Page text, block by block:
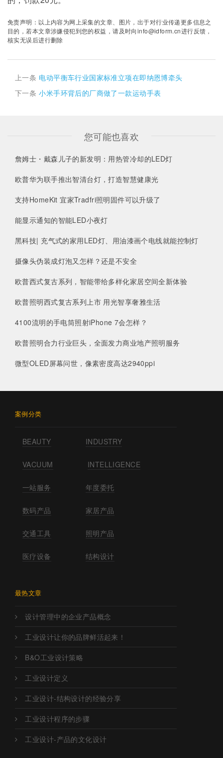
免责声明：以上内容为网上采集的文章、图片，出于对行业传递更多信息之
目的，若本文章涉嫌侵犯到您的权益，请及时向info@idform.cn进行反馈，
核实无误后进行删除
上一条 电动平衡车行业国家标准立项在即纳恩博牵头
下一条 小米手环背后的厂商做了一款运动手表
您可能也喜欢
詹姆士・戴森儿子的新发明：用热管冷却的LED灯
欧普华为联手推出智清台灯，打造智慧健康光
支持HomeKit 宜家Tradfri照明固件可以升级了
能显示通知的智能LED小夜灯
黑科技| 充气式的家用LED灯、用油漆画个电线就能控制灯
摄像头伪装成灯泡又怎样？还是不安全
欧普西式复古系列，智能带给多样化家居空间全新体验
欧普照明西式复古系列上市 用光智享奢雅生活
4100流明的手电筒照射iPhone 7会怎样？
欧普照明合力行业巨头，全面发力商业地产照明服务
微型OLED屏幕问世，像素密度高达2940ppi
案例分类
BEAUTY INDUSTRY
VACUUM INTELLIGENCE
一站服务 年度委托
数码产品 家居产品
交通工具 照明产品
医疗设备 结构设计
最热文章
设计管理中的企业产品概念
工业设计让你的品牌鲜活起来！
B&O工业设计策略
工业设计定义
工业设计-结构设计的经验分享
工业设计程序的步骤
工业设计-产品的文化设计